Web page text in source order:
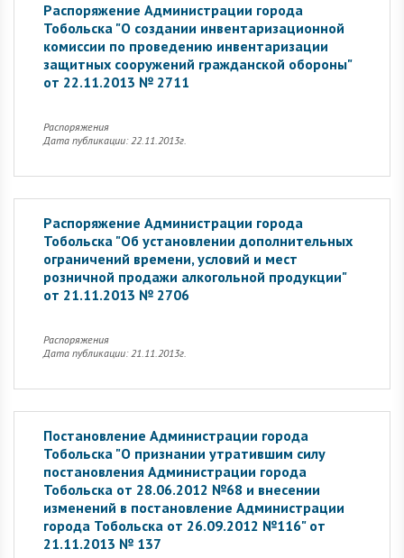
Распоряжение Администрации города
Тобольска "О создании инвентаризационной
комиссии по проведению инвентаризации
защитных сооружений гражданской обороны"
от 22.11.2013 № 2711
Распоряжения
Дата публикации: 22.11.2013г.
Распоряжение Администрации города
Тобольска "Об установлении дополнительных
ограничений времени, условий и мест
розничной продажи алкогольной продукции"
от 21.11.2013 № 2706
Распоряжения
Дата публикации: 21.11.2013г.
Постановление Администрации города
Тобольска "О признании утратившим силу
постановления Администрации города
Тобольска от 28.06.2012 №68 и внесении
изменений в постановление Администрации
города Тобольска от 26.09.2012 №116" от
21.11.2013 № 137